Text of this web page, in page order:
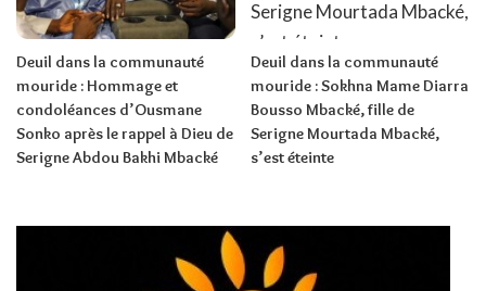
Deuil dans la communauté
mouride : Hommage et
condoléances d’Ousmane
Sonko après le rappel à Dieu de
Serigne Abdou Bakhi Mbacké
Deuil dans la communauté
mouride : Sokhna Mame Diarra
Bousso Mbacké, fille de
Serigne Mourtada Mbacké,
s’est éteinte